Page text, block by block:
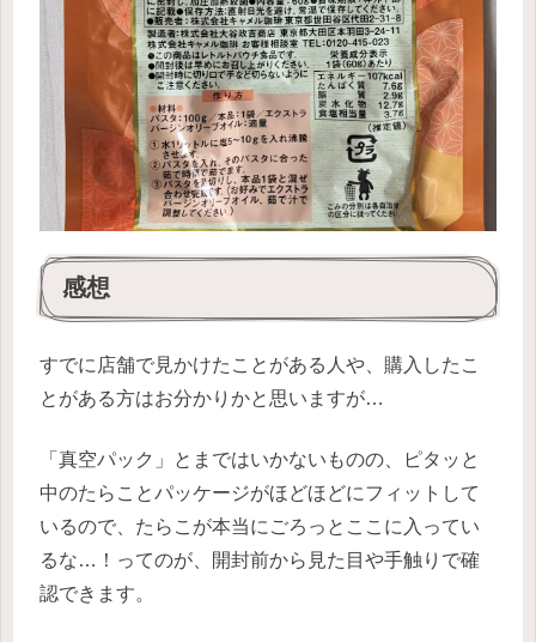
感想
すでに店舗で見かけたことがある人や、購入したこ
とがある方はお分かりかと思いますが…
「真空パック」とまではいかないものの、ピタッと
中のたらことパッケージがほどほどにフィットして
いるので、たらこが本当にごろっとここに入ってい
るな…！ってのが、開封前から見た目や手触りで確
認できます。